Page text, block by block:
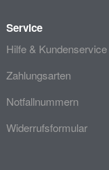
Service
Hilfe & Kundenservice
Zahlungsarten
Notfallnummern
Widerrufsformular